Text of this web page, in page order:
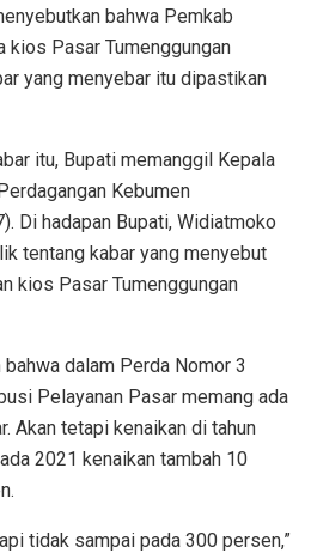
bahwa Pemkab
kios Pasar Tumenggungan
yang menyebar itu dipastikan
itu, Bupati memanggil Kepala
Kebumen
Di hadapan Bupati, Widiatmoko
tentang kabar yang menyebut
kios Pasar Tumenggungan
dalam Perda Nomor 3
Pelayanan Pasar memang ada
Akan tetapi kenaikan di tahun
2021 kenaikan tambah 10
tidak sampai pada 300 persen,”